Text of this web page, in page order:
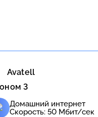
Avatell
3
Домашний интернет
Скорость: 50 Мбит/сек